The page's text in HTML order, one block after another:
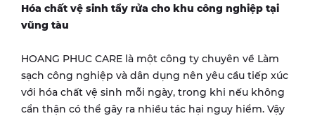
Hóa chất vệ sinh tẩy rửa cho khu công nghiệp tại
vũng tàu
HOANG PHUC CARE là một công ty chuyên về Làm
sạch công nghiệp và dân dụng nên yêu cầu tiếp xúc
với hóa chất vệ sinh mỗi ngày, trong khi nếu không
cẩn thận có thể gây ra nhiều tác hại nguy hiểm. Vậy